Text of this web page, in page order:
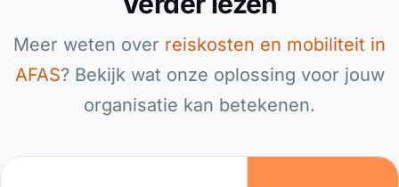
Meer weten over reiskosten en mobiliteit in
AFAS? Bekijk wat onze oplossing voor jouw
organisatie kan betekenen.